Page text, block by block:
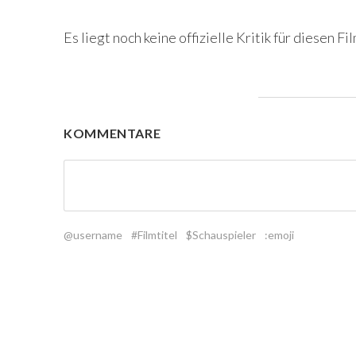
Es liegt noch keine offizielle Kritik für diesen
KOMMENTARE
@username #Filmtitel $Schauspieler :emoji